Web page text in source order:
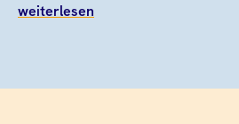
weiterlesen